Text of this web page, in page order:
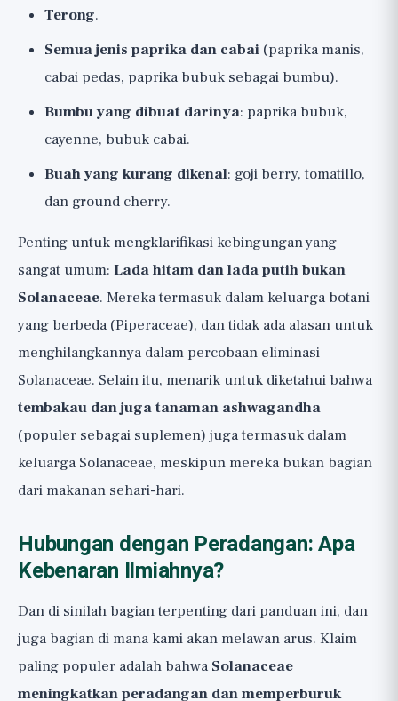
Terong.
Semua jenis paprika dan cabai (paprika manis,
cabai pedas, paprika bubuk sebagai bumbu).
Bumbu yang dibuat darinya: paprika bubuk,
cayenne, bubuk cabai.
Buah yang kurang dikenal: goji berry, tomatillo,
dan ground cherry.
Penting untuk mengklarifikasi kebingungan yang
sangat umum: Lada hitam dan lada putih bukan
Solanaceae. Mereka termasuk dalam keluarga botani
yang berbeda (Piperaceae), dan tidak ada alasan untuk
menghilangkannya dalam percobaan eliminasi
Solanaceae. Selain itu, menarik untuk diketahui bahwa
tembakau dan juga tanaman ashwagandha
(populer sebagai suplemen) juga termasuk dalam
keluarga Solanaceae, meskipun mereka bukan bagian
dari makanan sehari-hari.
Hubungan dengan Peradangan: Apa
Kebenaran Ilmiahnya?
Dan di sinilah bagian terpenting dari panduan ini, dan
juga bagian di mana kami akan melawan arus. Klaim
paling populer adalah bahwa Solanaceae
meningkatkan peradangan dan memperburuk